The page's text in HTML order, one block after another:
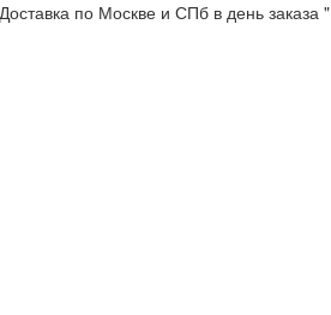
по Москве и СПб в день заказа "